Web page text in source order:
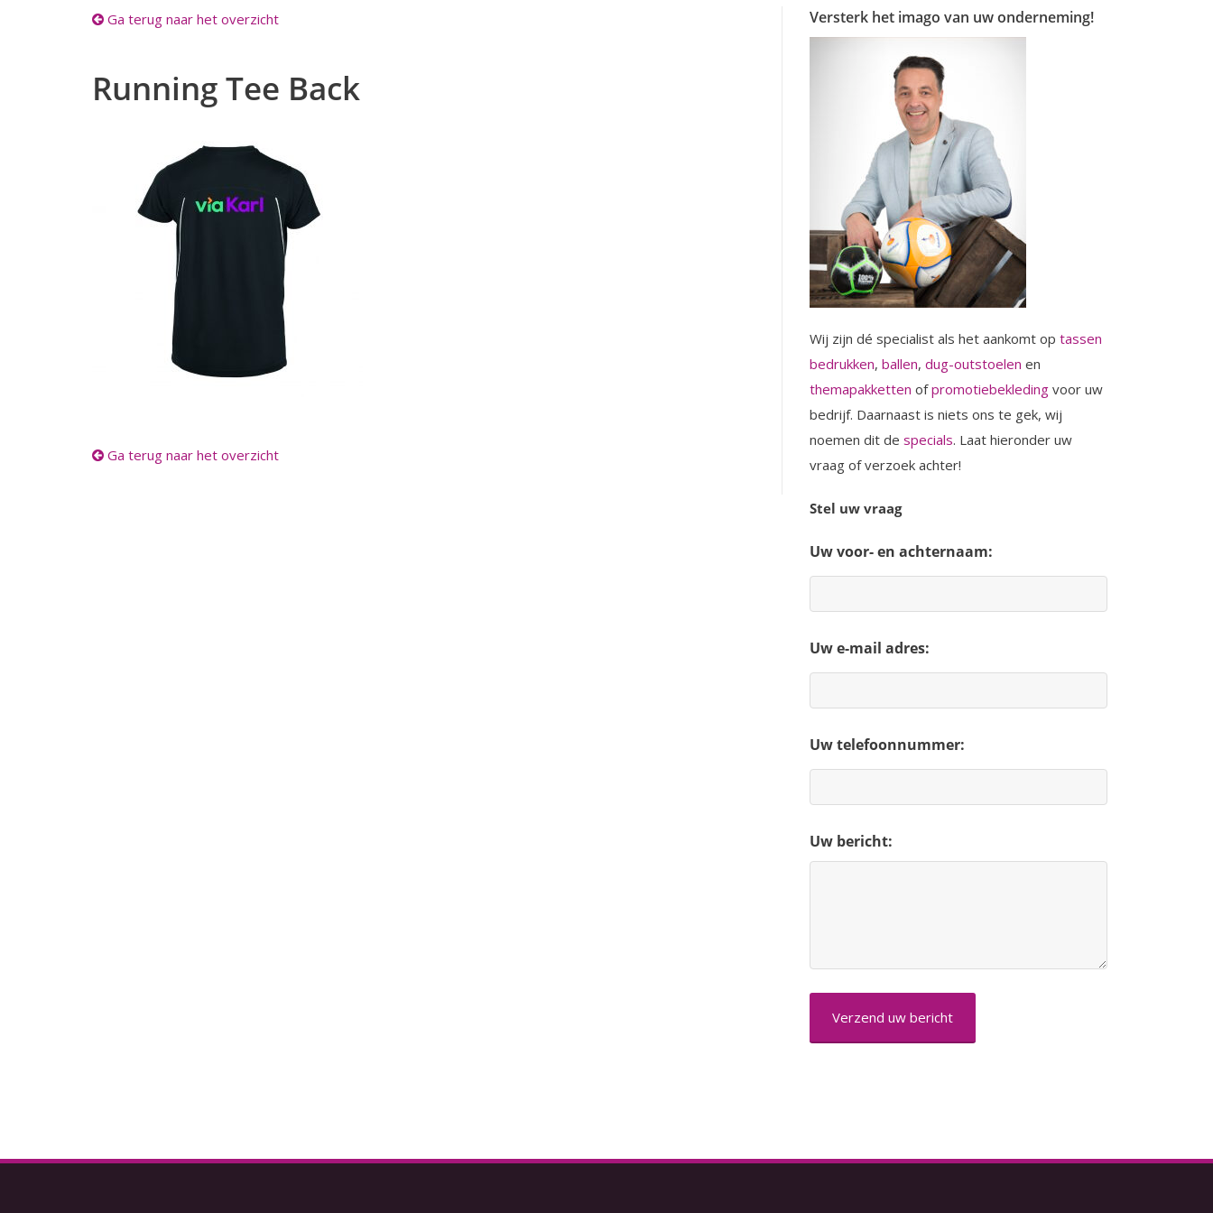
Ga terug naar het overzicht
Running Tee Back
Ga terug naar het overzicht
Versterk het imago van uw onderneming!
Wij zijn dé specialist als het aankomt op tassen
bedrukken, ballen, dug-outstoelen en
themapakketten ofpromotiebekleding voor uw
bedrijf. Daarnaast is niets ons te gek, wij
noemen dit de specials. Laat hieronder uw
vraag of verzoek achter!
Stel uw vraag
Uw voor- en achternaam:
Uw e-mail adres:
Uw telefoonnummer:
Uw bericht:
CAPTCHA